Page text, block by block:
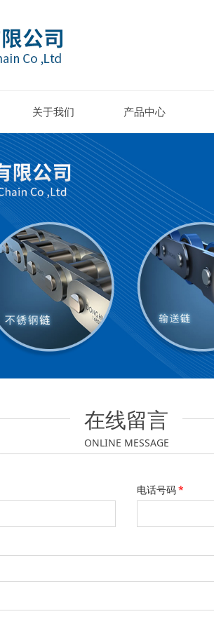
关于我们 产品中心
在线留言
ONLINE MESSAGE
电话号码*